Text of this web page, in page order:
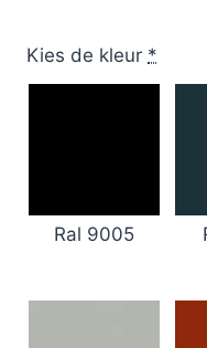
Kies de kleur *
Ral 9005